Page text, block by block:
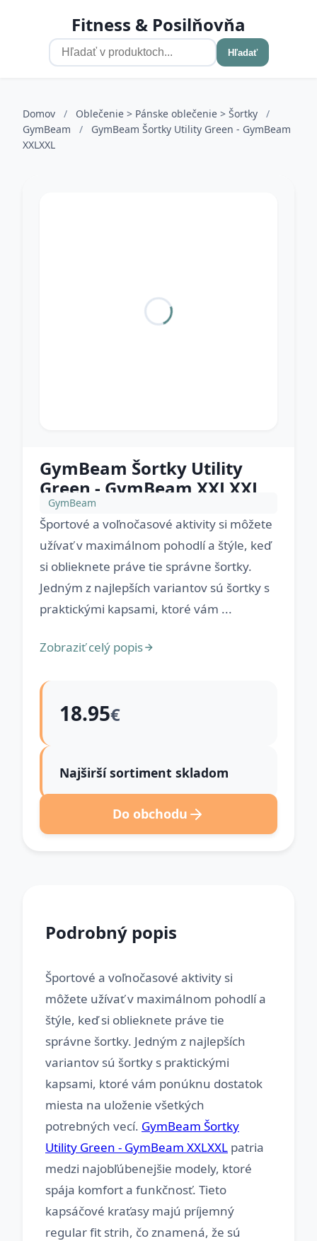
Fitness & Posilňovňa
Hľadať
Domov / Oblečenie > Pánske oblečenie > Šortky
/
GymBeam
/
GymBeam Šortky Utility Green - GymBeam
XXLXXL
GymBeam Šortky Utility
Green - GymBeam XXLXXL
GymBeam
Športové a voľnočasové aktivity si môžete
užívať v maximálnom pohodlí a štýle, keď
si oblieknete práve tie správne šortky.
Jedným z najlepších variantov sú šortky s
praktickými kapsami, ktoré vám ...
Zobraziť celý popis
18.95€
Najširší sortiment skladom
Do obchodu
Podrobný popis
Športové a voľnočasové aktivity si
môžete užívať v maximálnom pohodlí a
štýle, keď si oblieknete práve tie
správne šortky. Jedným z najlepších
variantov sú šortky s praktickými
kapsami, ktoré vám ponúknu dostatok
miesta na uloženie všetkých
potrebných vecí. GymBeam Šortky
Utility Green - GymBeam XXLXXL patria
medzi najobľúbenejšie modely, ktoré
spája komfort a funkčnosť. Tieto
kapsáčové kraťasy majú príjemný
regular fit strih, čo znamená, že sú